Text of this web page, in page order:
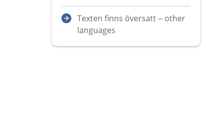
Texten finns översatt – other
languages